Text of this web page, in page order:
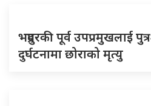
भद्रपुरकी पूर्व उपप्रमुखलाई
दुर्घटनामा छोराको मृत्यु